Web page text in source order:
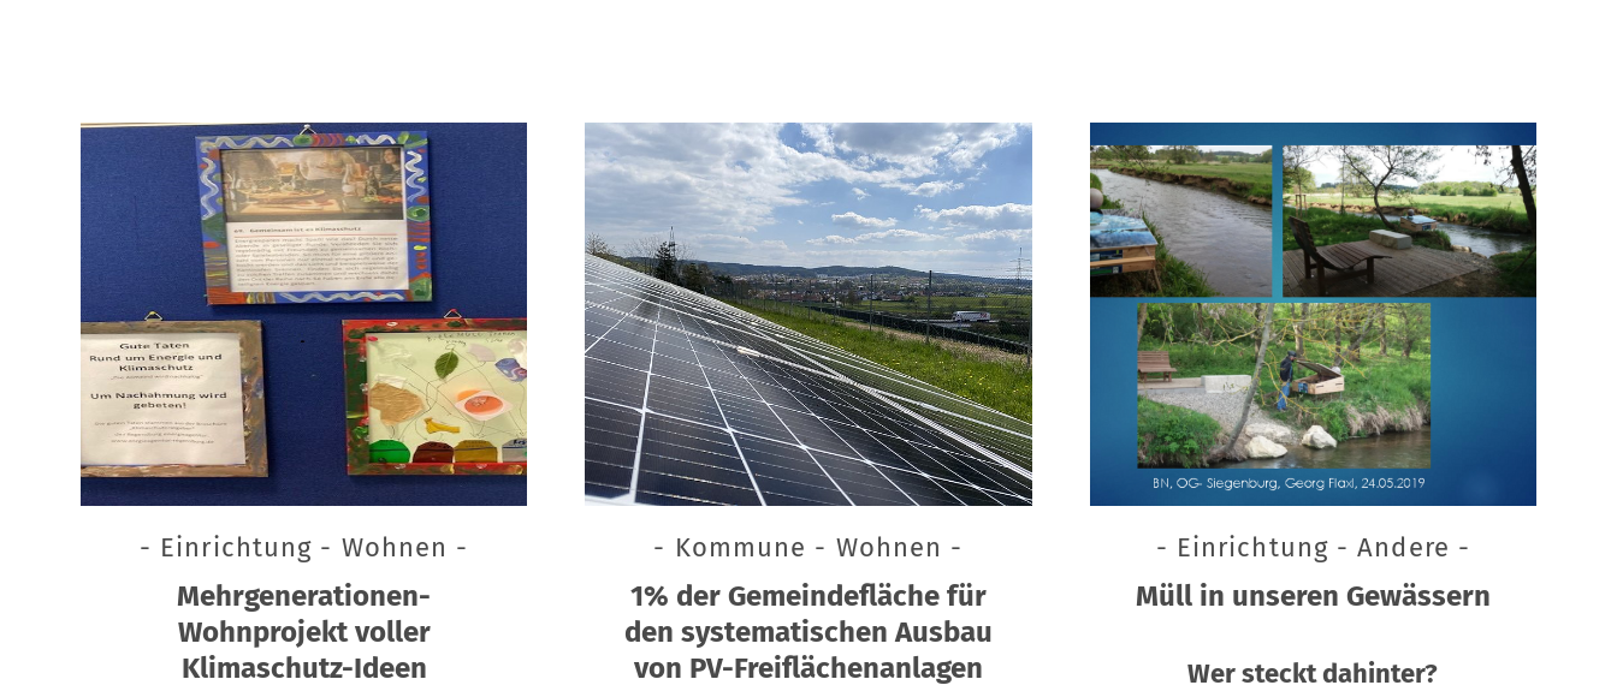
- Einrichtung - Wohnen -
Mehrgenerationen-
Wohnprojekt voller
Klimaschutz-Ideen
- Kommune - Wohnen -
1% der Gemeindefläche für
den systematischen Ausbau
von PV-Freiflächenanlagen
- Einrichtung - Andere -
Müll in unseren Gewässern
Wer steckt dahinter?